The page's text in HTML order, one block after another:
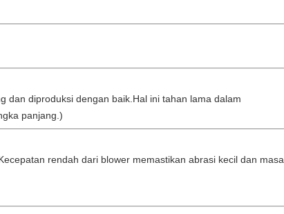
dan diproduksi dengan baik.Hal ini tahan lama dalam
panjang.)
rendah dari blower memastikan abrasi kecil dan masa